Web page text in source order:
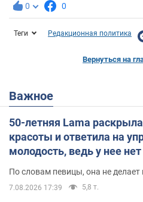
0 0
Теги Редакционная политика
Вернуться на
Важное
50-летняя Lama
красоты и ответила на
молодость, ведь у нее
По словам певицы, она не делает
7.08.2026 17:39 5,8 т.